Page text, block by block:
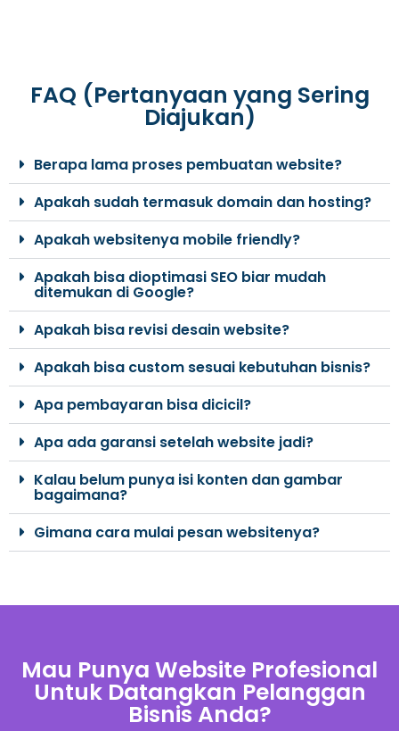
FAQ (Pertanyaan yang Sering
Diajukan)
Berapa lama proses pembuatan website?
Apakah sudah termasuk domain dan hosting?
Apakah websitenya mobile friendly?
Apakah bisa dioptimasi SEO biar mudah
ditemukan di Google?
Apakah bisa revisi desain website?
Apakah bisa custom sesuai kebutuhan bisnis?
Apa pembayaran bisa dicicil?
Apa ada garansi setelah website jadi?
Kalau belum punya isi konten dan gambar
bagaimana?
Gimana cara mulai pesan websitenya?
Mau Punya Website Profesional
Untuk Datangkan Pelanggan
Bisnis Anda?